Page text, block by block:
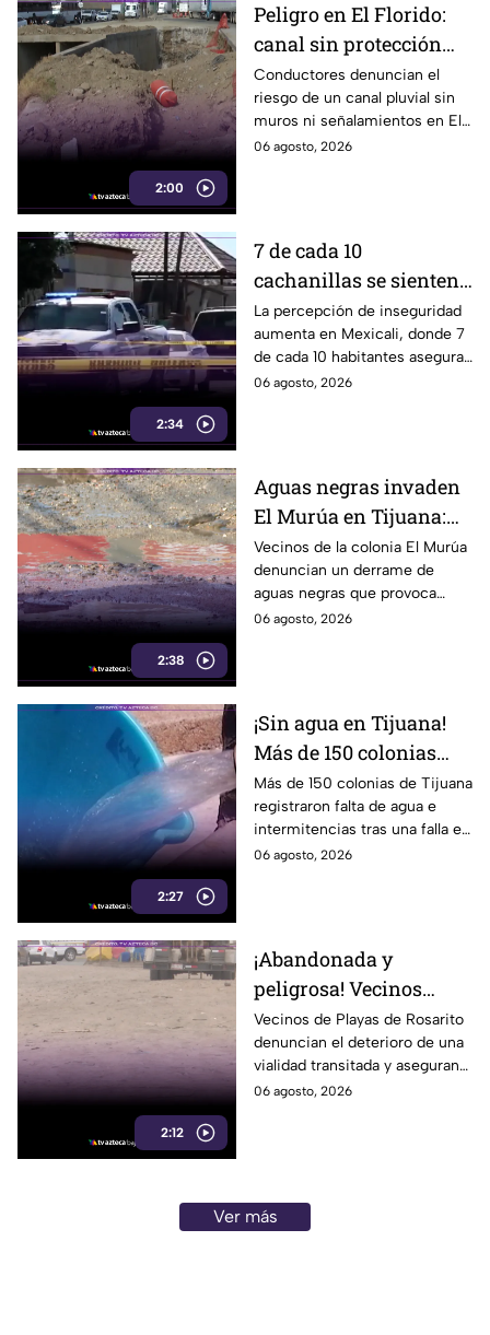
2:00
Peligro en El Florido:
canal sin protección
provoca accidentes en
Parque Industrial de
Tijuana
Conductores denuncian el
riesgo de un canal pluvial sin
muros ni señalamientos en El
Florido, Tijuana, donde ya
06 agosto, 2026
2:34
7 de cada 10
cachanillas se sienten
inseguros en Mexicali
La percepción de inseguridad
aumenta en Mexicali, donde 7
de cada 10 habitantes aseguran
sentirse inseguros al vivir en la
06 agosto, 2026
2:38
Aguas negras invaden
El Murúa en Tijuana:
vecinos viven entre
malos olores y riesgos
Vecinos de la colonia El Murúa
denuncian un derrame de
aguas negras que provoca
malos olores,
06 agosto, 2026
2:27
¡Sin agua en Tijuana!
Más de 150 colonias
enfrentan cortes tras
falla en sistema de
bombeo
Más de 150 colonias de Tijuana
registraron falta de agua e
intermitencias tras una falla en
el sistema de bombeo.
06 agosto, 2026
2:12
¡Abandonada y
peligrosa! Vecinos
denuncian el mal
estado de una de las
calles más transitadas
de Rosarito
Vecinos de Playas de Rosarito
denuncian el deterioro de una
vialidad transitada y aseguran
que permanece sin atención.
06 agosto, 2026
Ver más